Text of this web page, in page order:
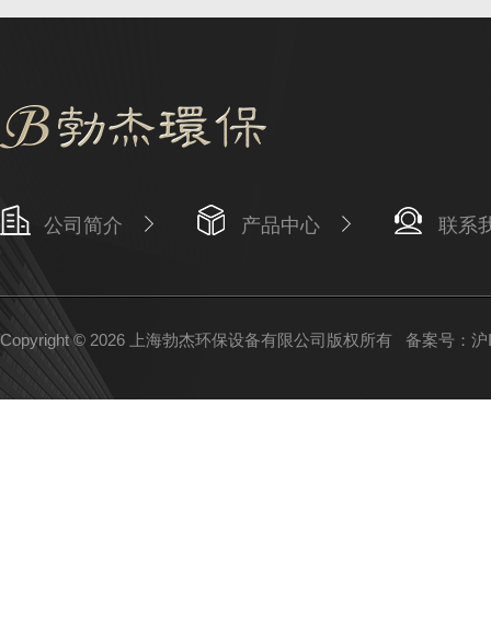
公司简介 产品中心 联系
Copyright © 2026 上海勃杰环保设备有限公司版权所有 备案号：